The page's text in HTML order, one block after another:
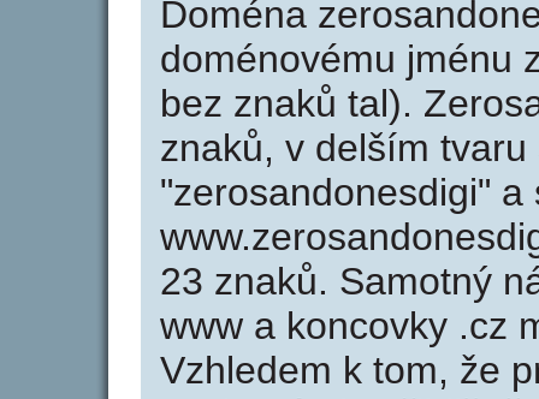
Doména
doménovému jménu
bez znaků tal).
znaků, v delším tvaru
"zerosandonesdigi"
23 znaků. Samotný
www a koncovky .cz
Vzhledem k tom, že